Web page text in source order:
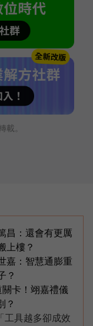
。
昌：還會有更厲
上樓？
嘉：智慧通膨重
？
卡！翊嘉禮儀
？
工具越多卻成效